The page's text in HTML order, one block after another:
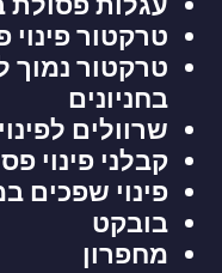
טרקטור פינוי
טרקטור נמוך
בחניונים
שרוולים
קבלני פינוי
פינוי שפכים
בובקט
מחפרון